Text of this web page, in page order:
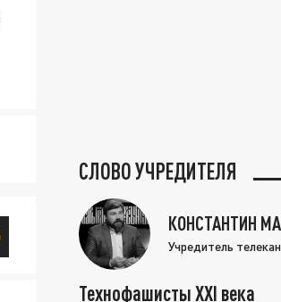
СЛОВО УЧРЕДИТЕЛЯ
КОНСТАНТИН
Учредитель
Технофашисты XXI века